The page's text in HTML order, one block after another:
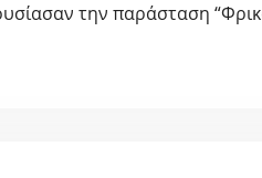
την παράσταση